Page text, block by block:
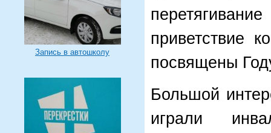
Запись в автошколу
приветствие
посвящены
Большой
играли